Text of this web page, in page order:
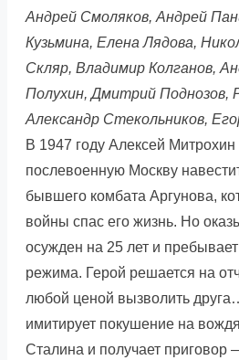
Андрей Смоляков, Андрей
Кузьмина, Елена Лядова,
Скляр, Владимир Колганов,
Полухин, Дмитрий Поднозов,
Александр Стекольников,
В 1947 году Алексей Митрохин
послевоенную Москву
бывшего комбата Аргунова,
войны спас его жизнь. Но
осужден на 25 лет и пребывает
режима. Герой решается на
любой ценой вызволить
имитирует покушение на
Сталина и получает приговор